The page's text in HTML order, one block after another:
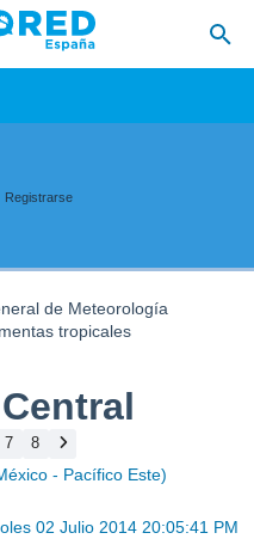
Registrarse
de Meteorología
tropicales
7 8
- Pacífico Este)
02 Julio 2014 20:05:41 PM